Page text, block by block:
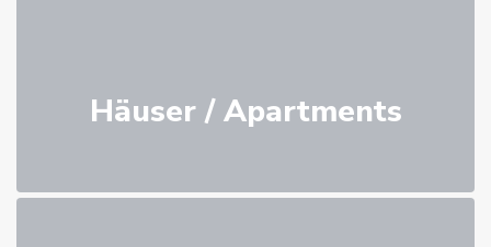
Häuser / Apartments